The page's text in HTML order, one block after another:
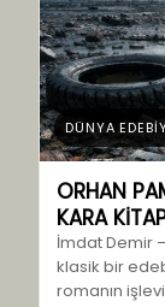
DÜNYA
ORHAN
KARA
İmdat Demir
klasik bir
romanın